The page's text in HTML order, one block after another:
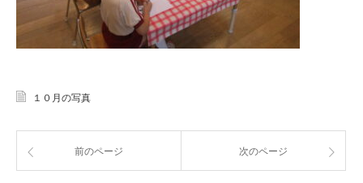
１０月の写真
前のページ 次のページ